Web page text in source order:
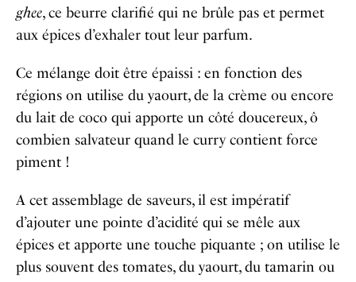
ghee, ce beurre clarifié qui ne brûle pas et permet
aux épices d’exhaler tout leur parfum.
Ce mélange doit être épaissi : en fonction des
régions on utilise du yaourt, de la crème ou encore
du lait de coco qui apporte un côté doucereux, ô
combien salvateur quand le curry contient force
piment !
A cet assemblage de saveurs, il est impératif
d’ajouter une pointe d’acidité qui se mêle aux
épices et apporte une touche piquante ; on utilise le
plus souvent des tomates, du yaourt, du tamarin ou